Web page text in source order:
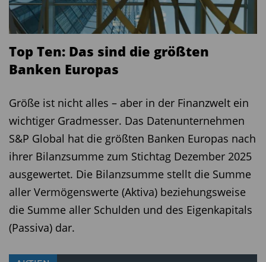
SPDR S&P Euro
Dividend Aristocrats
ETF
IE00B5M1WJ87 988,6 3,5 20,47%
Amundi Europ Eq
Inc ESG A2 €
LU1883311224 777,6 3,9
Countr Inc Su € P-
acc
iShares MSCI
Europe Quality Div
ETF €
IE00BYYHSM20 698,9 3,2 23,95%
Dividend A acc €
JPM IF Europe
Top Ten: Das sind die größten
Banken Europas
Größe ist nicht alles – aber in der Finanzwelt ein
wichtiger Gradmesser. Das Datenunternehmen
S&P Global hat die größten Banken Europas nach
ihrer Bilanzsumme zum Stichtag Dezember 2025
ausgewertet. Die Bilanzsumme stellt die Summe
aller Vermögenswerte (Aktiva) beziehungsweise
die Summe aller Schulden und des Eigenkapitals
(Passiva) dar.